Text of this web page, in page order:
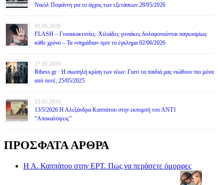
Νικόλ Ποφάντη για το άγχος των εξετάσεων 28/05/2026
02.06.2026
FLASH – Γυναικοκτονίες: Χιλιάδες γυναίκες δολοφονούνται παγκοσμίως
κάθε χρόνο – Τα «σημάδια» πριν το έγκλημα 02/06/2026
27.05.2026
Rthess.gr · Η σιωπηλή κρίση των νέων: Γιατί τα παιδιά μας νιώθουν πιο μόνα
από ποτέ; 25/05/2025
25.05.2026
13/5/2026 Η Αλεξάνδρα Καππάτου στην εκπομπή του ΑΝΤ1
“Αποκαλύψεις”
ΠΡΟΣΦΑΤΑ ΑΡΘΡΑ
Η Α. Καππάτου στην ΕΡΤ. Πως να περάσετε όμορφες